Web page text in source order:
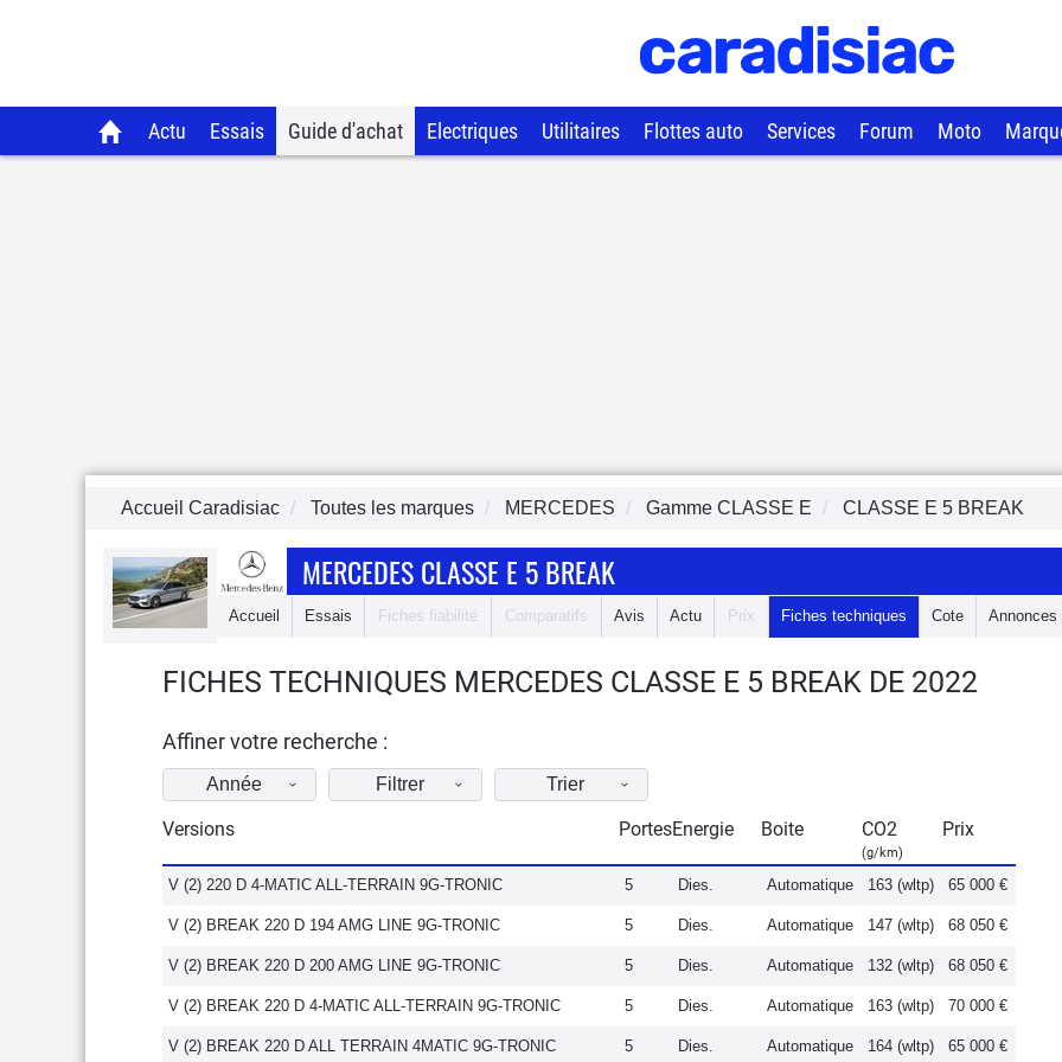
Actu Essais Guide d'achat Electriques Utilitaires Flottes auto Services Forum Moto
Accueil Caradisiac Toutes les marques MERCEDES Gamme CLASSE E CLASSE E 5 BREAK
MERCEDES CLASSE E 5 BREAK
Accueil Essais Fiches fiabilité Comparatifs Avis Actu Prix Fiches techniques Cote Annonces
FICHES TECHNIQUES MERCEDES CLASSE E 5 BREAK DE 2022
Affiner votre recherche :
Année Filtrer Trier
Versions PortesEnergie Boite CO2
(g/km)
Prix
V (2) 220 D 4-MATIC ALL-TERRAIN 9G-TRONIC 5 Dies. Automatique 163 (wltp) 65 000 €
V (2) BREAK 220 D 194 AMG LINE 9G-TRONIC 5 Dies. Automatique 147 (wltp) 68 050 €
V (2) BREAK 220 D 200 AMG LINE 9G-TRONIC 5 Dies. Automatique 132 (wltp) 68 050 €
V (2) BREAK 220 D 4-MATIC ALL-TERRAIN 9G-TRONIC 5 Dies. Automatique 163 (wltp) 70 000 €
V (2) BREAK 220 D ALL TERRAIN 4MATIC 9G-TRONIC 5 Dies. Automatique 164 (wltp) 65 000 €